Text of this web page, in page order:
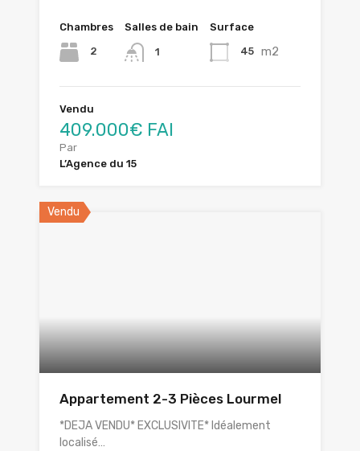
Chambres
2
Salles de bain
1
Surface
45 m2
Vendu
409.000€ FAI
Par
L’Agence du 15
Vendu
Appartement 2-3 Pièces Lourmel
*DEJA VENDU* EXCLUSIVITE* Idéalement
localisé…